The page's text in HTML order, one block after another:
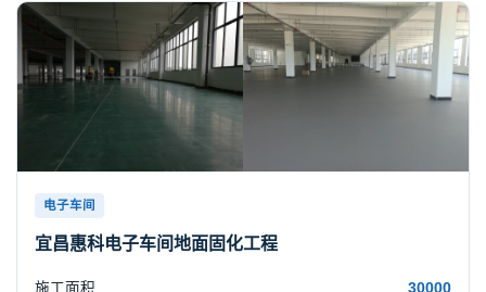
电子车间
宜昌惠科电子车间地面固化工程
施工面积 30000